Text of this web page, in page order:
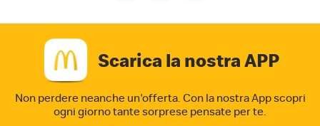
Scarica la nostra APP
Non perdere neanche un'offerta. Con la nostra App scopri
ogni giorno tante sorprese pensate per te.